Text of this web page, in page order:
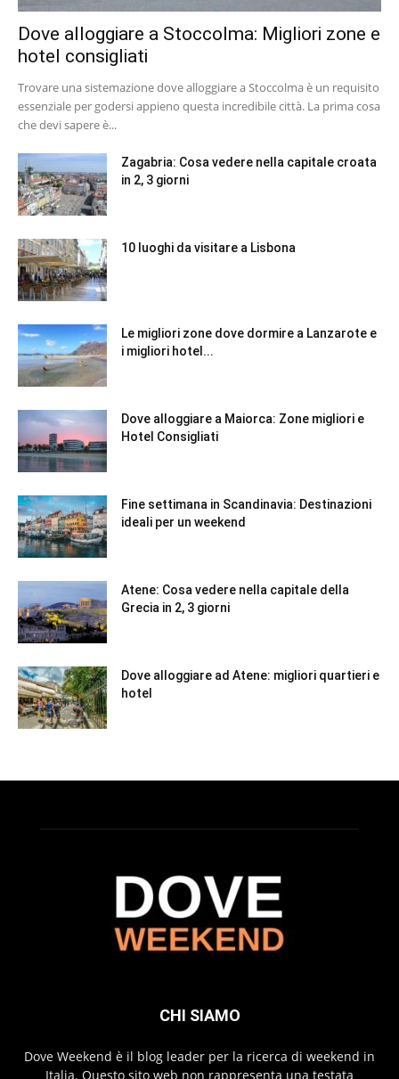
Dove alloggiare a Stoccolma: Migliori zone e
hotel consigliati
Trovare una sistemazione dove alloggiare a Stoccolma è un requisito
essenziale per godersi appieno questa incredibile città. La prima cosa
che devi sapere è...
Zagabria: Cosa vedere nella capitale croata
in 2, 3 giorni
10 luoghi da visitare a Lisbona
Le migliori zone dove dormire a Lanzarote e
i migliori hotel...
Dove alloggiare a Maiorca: Zone migliori e
Hotel Consigliati
Fine settimana in Scandinavia: Destinazioni
ideali per un weekend
Atene: Cosa vedere nella capitale della
Grecia in 2, 3 giorni
Dove alloggiare ad Atene: migliori quartieri e
hotel
CHI SIAMO
Dove Weekend è il blog leader per la ricerca di weekend in
Italia. Questo sito web non rappresenta una testata